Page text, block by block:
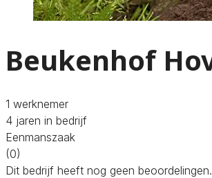
Beukenhof
1 werknemer
4 jaren in bedrijf
Eenmanszaak
(0)
Dit bedrijf heeft nog geen beoordelingen.